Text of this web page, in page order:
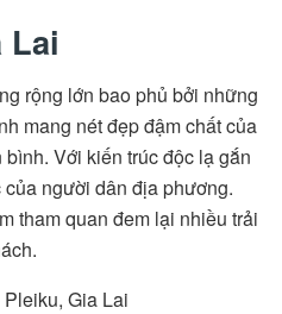
Lai
rộng lớn bao phủ bởi những
mang nét đẹp đậm chất của
Với kiến trúc độc lạ gắn
người dân địa phương.
tham quan đem lại nhiều trải
Gia Lai